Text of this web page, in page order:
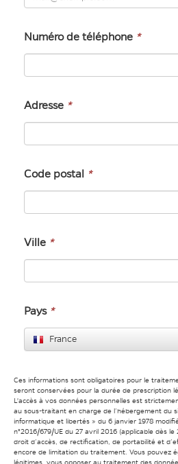
Numéro de téléphone *
Adresse *
Code postal *
Ville *
Pays *
France
Ces informations sont obligatoires pour le
seront conservées pour la durée de prescription
L'accès à vos données personnelles est
au sous-traitant en charge de l’hébergement du
informatique et libertés » du 6 janvier 1978
n°2016/679/UE du 27 avril 2016 (applicable dès
droit d’accès, de rectification, de portabilité et
encore de limitation du traitement. Vous pouvez